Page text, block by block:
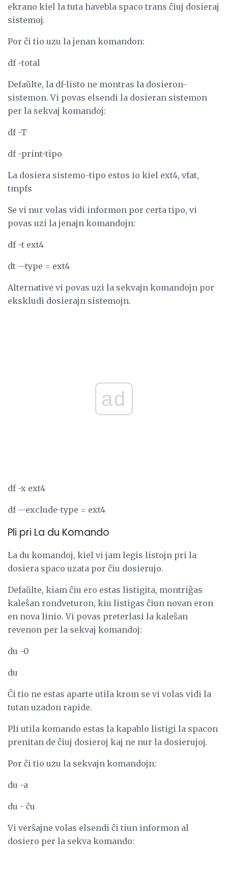
ekrano kiel la tuta havebla spaco trans ĉiuj dosieraj
sistemoj.
Por ĉi tio uzu la jenan komandon:
df -total
Defaŭlte, la df-listo ne montras la dosieron-
sistemon. Vi povas elsendi la dosieran sistemon
per la sekvaj komandoj:
df -T
df -print-tipo
La dosiera sistemo-tipo estos io kiel ext4, vfat,
tmpfs
Se vi nur volas vidi informon por certa tipo, vi
povas uzi la jenajn komandojn:
df -t ext4
dt --type = ext4
Alternative vi povas uzi la sekvajn komandojn por
ekskludi dosierajn sistemojn.
ad
df -x ext4
df --exclude-type = ext4
Pli pri La du Komando
La du komandoj, kiel vi jam legis listojn pri la
dosiera spaco uzata por ĉiu dosierujo.
Defaŭlte, kiam ĉiu ero estas listigita, montriĝas
kaleŝan rondveturon, kiu listigas ĉiun novan eron
en nova linio. Vi povas preterlasi la kaleŝan
revenon per la sekvaj komandoj:
du -0
du
Ĉi tio ne estas aparte utila krom se vi volas vidi la
tutan uzadon rapide.
Pli utila komando estas la kapablo listigi la spacon
prenitan de ĉiuj dosieroj kaj ne nur la dosierujoj.
Por ĉi tio uzu la sekvajn komandojn:
du -a
du - ĉu
Vi verŝajne volas elsendi ĉi tiun informon al
dosiero per la sekva komando: